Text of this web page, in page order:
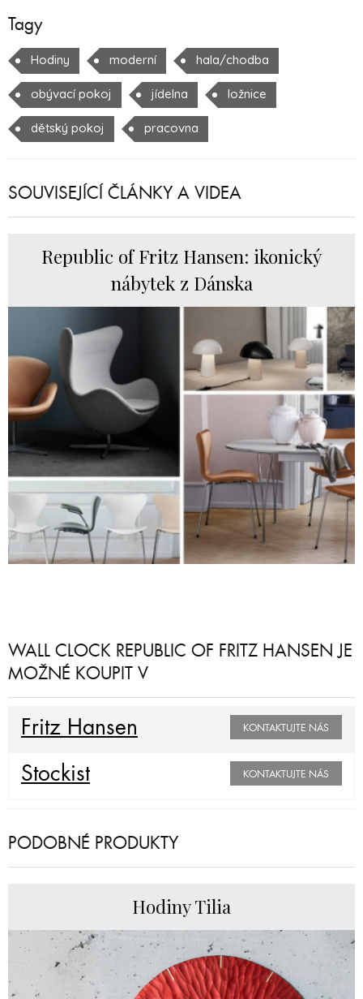
Tagy
Hodiny moderní hala/chodba
obývací pokoj jídelna ložnice
dětský pokoj pracovna
SOUVISEJÍCÍ ČLÁNKY A VIDEA
Republic of Fritz Hansen: ikonický
nábytek z Dánska
WALL CLOCK REPUBLIC OF FRITZ HANSEN JE
MOŽNÉ KOUPIT V
Fritz Hansen KONTAKTUJTE NÁS
Stockist KONTAKTUJTE NÁS
PODOBNÉ PRODUKTY
Hodiny Tilia